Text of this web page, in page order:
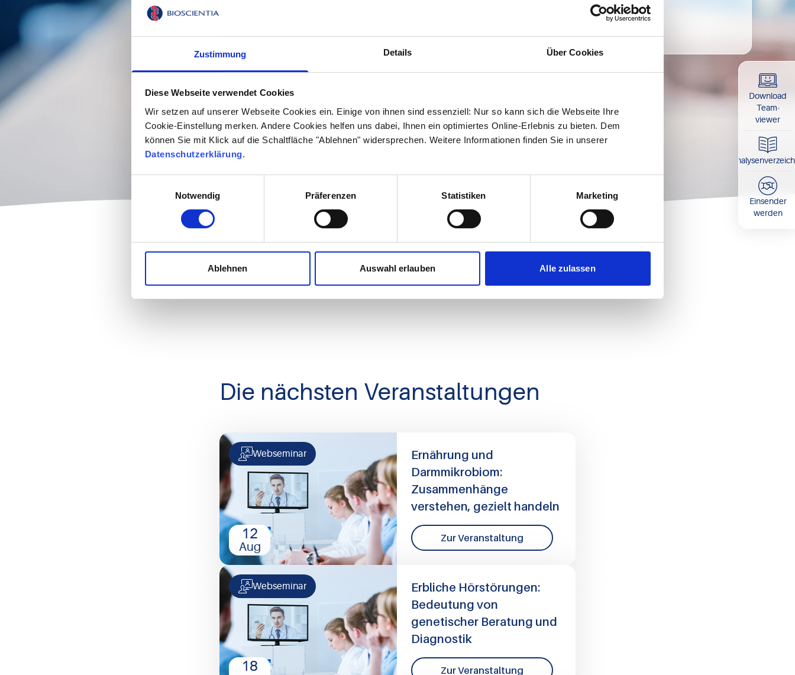
Zustimmung Details Über Cookies
Diese Webseite verwendet Cookies
Wir setzen auf unserer Webseite Cookies ein. Einige von ihnen sind essenziell: Nur so kann sich die Webseite Ihre
Cookie-Einstellung merken. Andere Cookies helfen uns dabei, Ihnen ein optimiertes Online-Erlebnis zu bieten. Dem
können Sie mit Klick auf die Schaltfläche "Ablehnen" widersprechen. Weitere Informationen finden Sie in unserer
Datenschutzerklärung.
Notwendig
Präferenzen Statistiken Marketing
Ablehnen Auswahl erlauben Alle zulassen
Download
Team­
viewer
Einsender
werden
Die nächsten Veranstaltungen
Webseminar
12
Aug
Ernährung und
Darmmikrobiom:
Zusammenhänge
verstehen, gezielt handeln
Zur Veranstaltung
Webseminar
18
Erbliche Hörstörungen:
Bedeutung von
genetischer Beratung und
Diagnostik
Zur Veranstaltung